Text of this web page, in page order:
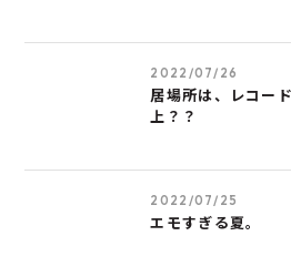
2022/07/26
居場所は、レコー
上？？
2022/07/25
エモすぎる夏。